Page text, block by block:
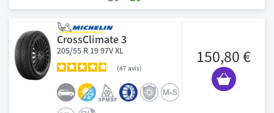
CrossClimate 3
205/55 R 19 97V XL
47 avis
150,80 €